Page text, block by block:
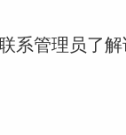
系管理员了